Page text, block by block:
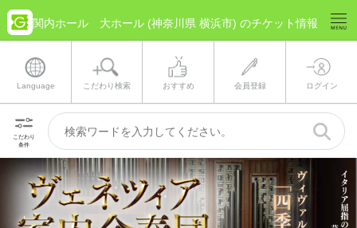
関内ホール 大ホール (神奈川県 横浜市) のチケット情報
Language こだわり検索 おすすめ 会員登録 ログイン
こだわり
条件